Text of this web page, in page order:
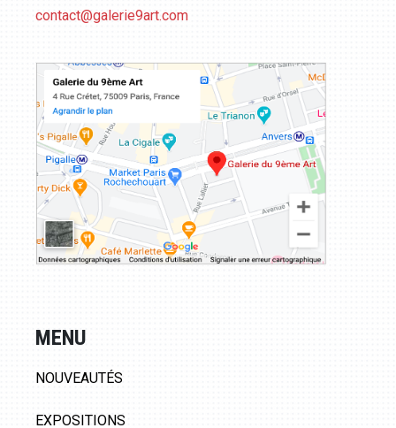
contact@galerie9art.com
MENU
NOUVEAUTÉS
EXPOSITIONS